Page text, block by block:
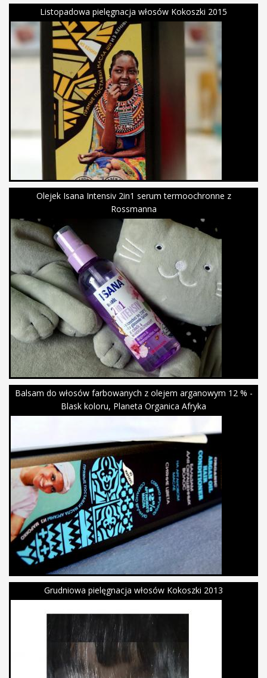
Listopadowa pielęgnacja włosów Kokoszki 2015
Olejek Isana Intensiv 2in1 serum termoochronne z
Rossmanna
Balsam do włosów farbowanych z olejem arganowym 12 % -
Blask koloru, Planeta Organica Afryka
Grudniowa pielęgnacja włosów Kokoszki 2013